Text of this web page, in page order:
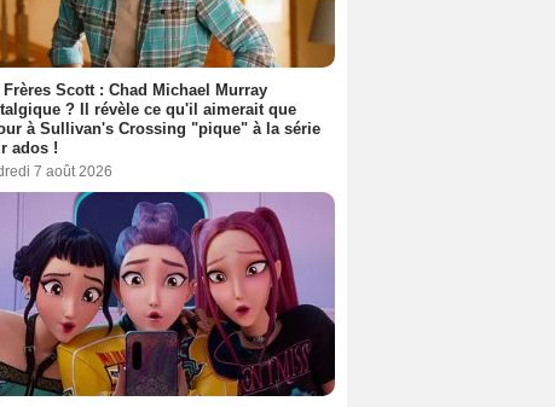
Frères Scott : Chad Michael Murray
? Il révèle ce qu'il aimerait que
à Sullivan's Crossing "pique" à la série
ados !
7 août 2026